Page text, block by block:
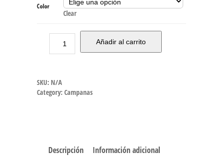
Color
Clear
Añadir al carrito
SKU: N/A
Category: Campanas
Descripción Información adicional